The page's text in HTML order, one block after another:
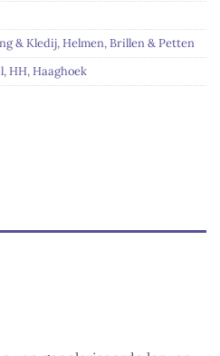
& Kledij,Helmen, Brillen & Petten
,HH,Haaghoek